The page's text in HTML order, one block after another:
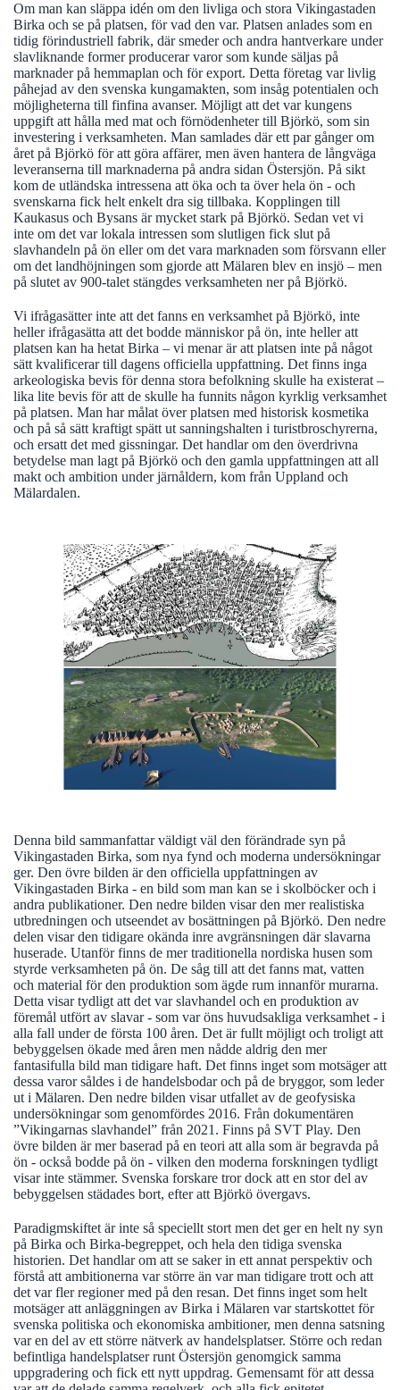
Om man kan släppa idén om den livliga och stora Vikingastaden
Birka och se på platsen, för vad den var. Platsen anlades som en
tidig förindustriell fabrik, där smeder och andra hantverkare under
slavliknande former producerar varor som kunde säljas på
marknader på hemmaplan och för export. Detta företag var livlig
påhejad av den svenska kungamakten, som insåg potentialen och
möjligheterna till finfina avanser. Möjligt att det var kungens
uppgift att hålla med mat och förnödenheter till Björkö, som sin
investering i verksamheten. Man samlades där ett par gånger om
året på Björkö för att göra affärer, men även hantera de långväga
leveranserna till marknaderna på andra sidan Östersjön. På sikt
kom de utländska intressena att öka och ta över hela ön - och
svenskarna fick helt enkelt dra sig tillbaka. Kopplingen till
Kaukasus och Bysans är mycket stark på Björkö. Sedan vet vi
inte om det var lokala intressen som slutligen fick slut på
slavhandeln på ön eller om det vara marknaden som försvann eller
om det landhöjningen som gjorde att Mälaren blev en insjö – men
på slutet av 900-talet stängdes verksamheten ner på Björkö.
Vi ifrågasätter inte att det fanns en verksamhet på Björkö, inte
heller ifrågasätta att det bodde människor på ön, inte heller att
platsen kan ha hetat Birka – vi menar är att platsen inte på något
sätt kvalificerar till dagens officiella uppfattning. Det finns inga
arkeologiska bevis för denna stora befolkning skulle ha existerat –
lika lite bevis för att de skulle ha funnits någon kyrklig verksamhet
på platsen. Man har målat över platsen med historisk kosmetika
och på så sätt kraftigt spätt ut sanningshalten i turistbroschyrerna,
och ersatt det med gissningar. Det handlar om den överdrivna
betydelse man lagt på Björkö och den gamla uppfattningen att all
makt och ambition under järnåldern, kom från Uppland och
Mälardalen.
Denna bild sammanfattar väldigt väl den förändrade syn på
Vikingastaden Birka, som nya fynd och moderna undersökningar
ger. Den övre bilden är den officiella uppfattningen av
Vikingastaden Birka - en bild som man kan se i skolböcker och i
andra publikationer. Den nedre bilden visar den mer realistiska
utbredningen och utseendet av bosättningen på Björkö. Den nedre
delen visar den tidigare okända inre avgränsningen där slavarna
huserade. Utanför finns de mer traditionella nordiska husen som
styrde verksamheten på ön. De såg till att det fanns mat, vatten
och material för den produktion som ägde rum innanför murarna.
Detta visar tydligt att det var slavhandel och en produktion av
föremål utfört av slavar - som var öns huvudsakliga verksamhet - i
alla fall under de första 100 åren. Det är fullt möjligt och troligt att
bebyggelsen ökade med åren men nådde aldrig den mer
fantasifulla bild man tidigare haft. Det finns inget som motsäger att
dessa varor såldes i de handelsbodar och på de bryggor, som leder
ut i Mälaren. Den nedre bilden visar utfallet av de geofysiska
undersökningar som genomfördes 2016. Från dokumentären
”Vikingarnas slavhandel” från 2021. Finns på SVT Play. Den
övre bilden är mer baserad på en teori att alla som är begravda på
ön - också bodde på ön - vilken den moderna forskningen tydligt
visar inte stämmer. Svenska forskare tror dock att en stor del av
bebyggelsen städades bort, efter att Björkö övergavs.
Paradigmskiftet är inte så speciellt stort men det ger en helt ny syn
på Birka och Birka-begreppet, och hela den tidiga svenska
historien. Det handlar om att se saker in ett annat perspektiv och
förstå att ambitionerna var större än var man tidigare trott och att
det var fler regioner med på den resan. Det finns inget som helt
motsäger att anläggningen av Birka i Mälaren var startskottet för
svenska politiska och ekonomiska ambitioner, men denna satsning
var en del av ett större nätverk av handelsplatser. Större och redan
befintliga handelsplatser runt Östersjön genomgick samma
uppgradering och fick ett nytt uppdrag. Gemensamt för att dessa